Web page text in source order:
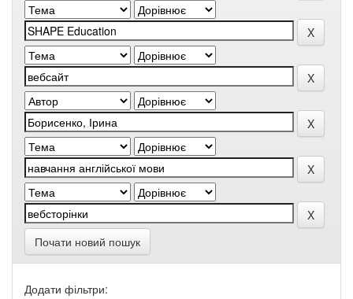
Почати новий пошук
Додати фільтри: